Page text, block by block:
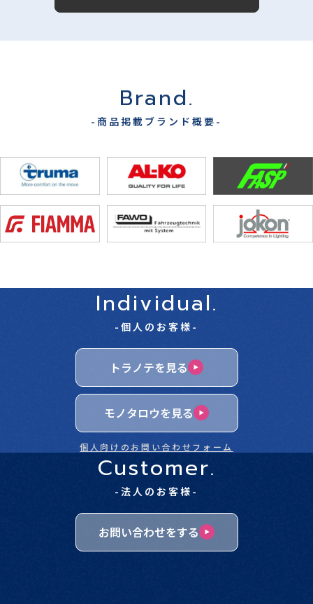
Brand.
-商品掲載ブランド概要-
Individual.
-個人のお客様-
トラノテを見る
モノタロウを見る
個人向けのお問い合わせフォーム
Customer.
-法人のお客様-
お問い合わせをする